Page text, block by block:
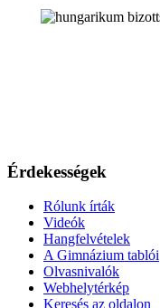
Érdekességek
Rólunk írták
Videók
Hangfelvételek
A Gimnázium tablói
Olvasnivalók
Webhelytérkép
Keresés az oldalon